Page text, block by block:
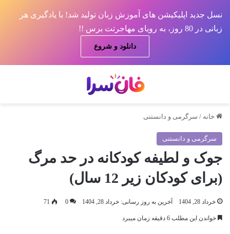
نسل جدید اپلیکیشن های آموزش زبان تولید شد! با یادگیری هر
زبانی در 80 روز، به رویای مهاجرتت برس !!
دانلود و شروع
خانه / سرگرمی و دانستنی
سرگرمی و دانستنی
جوک و لطیفه کودکانه در حد مرگ
(برای کودکان زیر 12 سال)
خرداد 28, 1404 آخرین به روز رسانی: خرداد 28, 1404 0
71
خواندن این مطلب 6 دقیقه زمان میبرد